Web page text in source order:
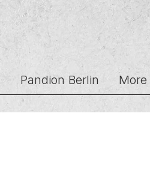
Pandion Berlin More